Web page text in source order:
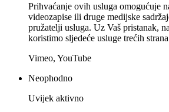
Prihvaćanje ovih usluga omogućuje
videozapise ili druge medijske
pružatelji usluga. Uz Vaš pristanak,
koristimo sljedeće usluge trećih
Vimeo, YouTube
Neophodno
Uvijek aktivno